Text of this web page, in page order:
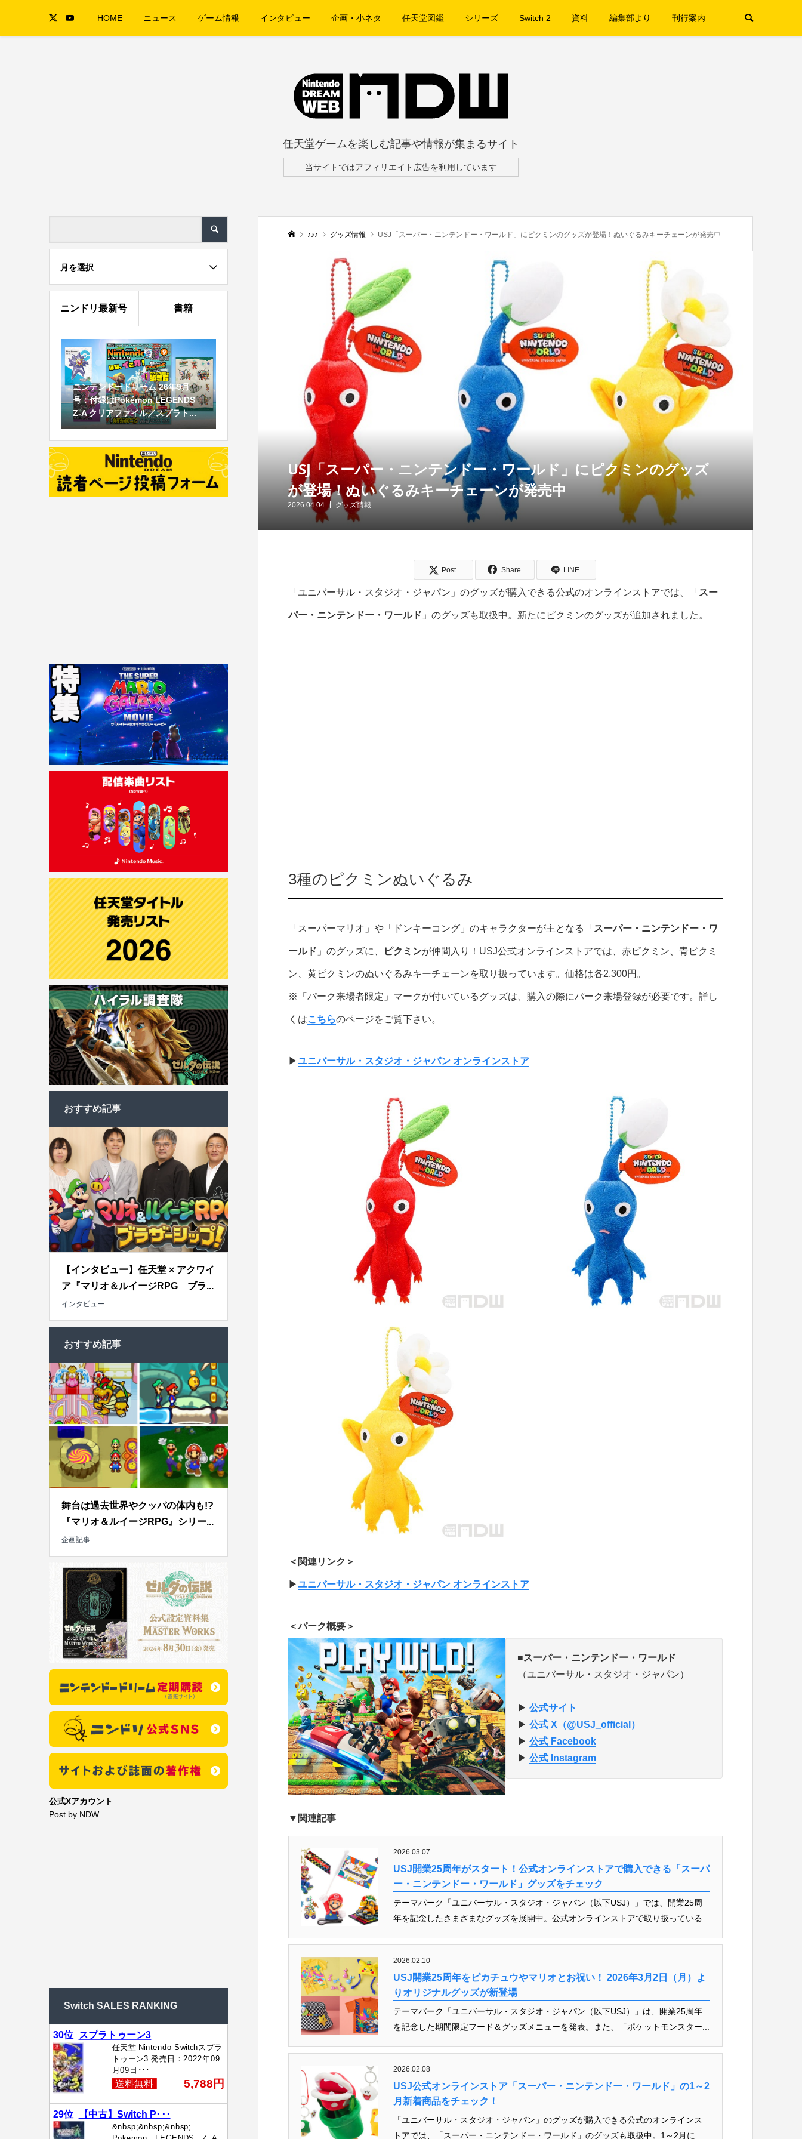
HOME ニュース ゲーム情報 インタビュー 企画・小ネタ 任天堂図鑑 シリーズ Switch 2 資料 編集部より 刊行案内
任天堂ゲームを楽しむ記事や情報が集まるサイト
当サイトではアフィリエイト広告を利用しています
♪♪♪ グッズ情報 USJ「スーパー・ニンテンドー・ワールド」にピクミンのグッズが登場！ぬいぐるみキーチェーンが発売中
USJ「スーパー・ニンテンドー・ワールド」にピクミンのグッズ
が登場！ぬいぐるみキーチェーンが発売中
2026.04.04 グッズ情報
Post Share LINE
「ユニバーサル・スタジオ・ジャパン」のグッズが購入できる公式のオンラインストアでは、「 スー
パー・ニンテンドー・ワールド 」のグッズも取扱中。新たにピクミンのグッズが追加されました。
3種のピクミンぬいぐるみ
「スーパーマリオ」や「ドンキーコング」のキャラクターが主となる「 スーパー・ニンテンドー・ワ
ールド 」のグッズに、 ピクミンが仲間入り！USJ公式オンラインストアでは、赤ピクミン、青ピクミ
ン、黄ピクミンのぬいぐるみキーチェーンを取り扱っています。価格は各2,300円。
※「パーク来場者限定」マークが付いているグッズは、購入の際にパーク来場登録が必要です。詳し
くはこちらのページをご覧下さい。
▶︎ユニバーサル・スタジオ・ジャパン オンラインストア
＜関連リンク＞
▶︎ユニバーサル・スタジオ・ジャパン オンラインストア
＜パーク概要＞
■スーパー・ニンテンドー・ワールド
（ユニバーサル・スタジオ・ジャパン）
▶︎ 公式サイト
▶︎ 公式 X（@USJ_official）
▶︎ 公式 Facebook
▶︎ 公式 Instagram
▼関連記事
2026.03.07
USJ開業25周年がスタート！公式オンラインストアで購入できる「スーパ
ー・ニンテンドー・ワールド」グッズをチェック
テーマパーク「ユニバーサル・スタジオ・ジャパン（以下USJ）」では、開業25周
年を記念したさまざまなグッズを展開中。公式オンラインストアで取り扱っている...
2026.02.10
USJ開業25周年をピカチュウやマリオとお祝い！ 2026年3月2日（月）よ
りオリジナルグッズが新登場
テーマパーク「ユニバーサル・スタジオ・ジャパン（以下USJ）」は、開業25周年
を記念した期間限定フード＆グッズメニューを発表。また、「ポケットモンスター...
2026.02.08
USJ公式オンラインストア「スーパー・ニンテンドー・ワールド」の1～2
月新着商品をチェック！
「ユニバーサル・スタジオ・ジャパン」のグッズが購入できる公式のオンラインス
トアでは、「スーパー・ニンテンドー・ワールド」のグッズも取扱中。1～2月に...
月を選択
ニンドリ最新号 書籍
ニンテンドードリーム 26年9月
号：付録はPokémon LEGENDS
Z-A クリアファイル／スプラト...
おすすめ記事
【インタビュー】任天堂 × アクワイ
ア『マリオ＆ルイージRPG ブラ...
インタビュー
おすすめ記事
舞台は過去世界やクッパの体内も!?
『マリオ＆ルイージRPG』シリー...
企画記事
公式Xアカウント
Post by NDW
Switch SALES RANKING